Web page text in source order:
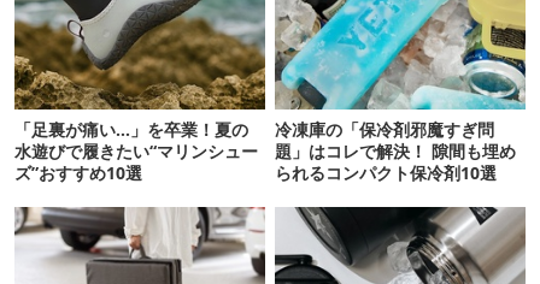
「足裏が痛い…」を卒業！夏の
水遊びで履きたい“マリンシュー
ズ”おすすめ10選
冷凍庫の「保冷剤邪魔すぎ問
題」はコレで解決！ 隙間も埋め
られるコンパクト保冷剤10選